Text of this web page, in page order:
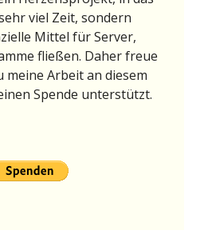
viel Zeit, sondern
Mittel für Server,
fließen. Daher freue
meine Arbeit an diesem
Spende unterstützt.